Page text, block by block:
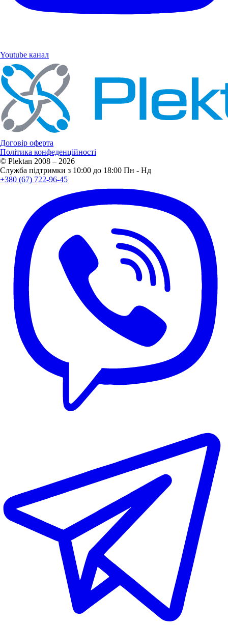
Youtube канал
Договір оферта
Політика конфеденційності
© Plektan 2008 – 2026
Служба підтримки з 10:00 до 18:00 Пн - Нд
+380 (67) 722-96-45